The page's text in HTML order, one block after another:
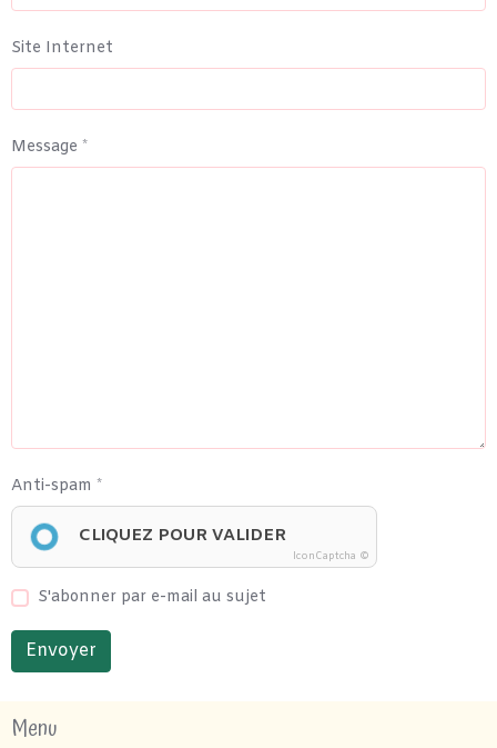
Site Internet
Message
Anti-spam
CLIQUEZ POUR VALIDER
IconCaptcha ©
S'abonner par e-mail au sujet
Envoyer
Menu